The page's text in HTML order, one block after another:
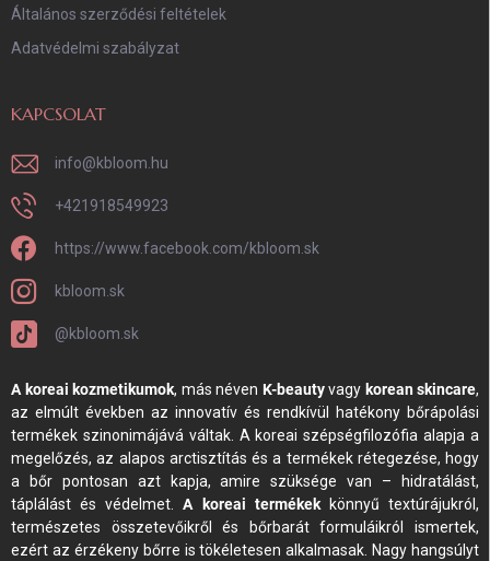
Általános szerződési feltételek
Adatvédelmi szabályzat
KAPCSOLAT
info@kbloom.hu
+421918549923
https://www.facebook.com/kbloom.sk
kbloom.sk
@kbloom.sk
A koreai kozmetikumok, más néven K-beautyvagy korean skincare,
az elmúlt években az innovatív és rendkívül hatékony bőrápolási
termékek szinonimájává váltak. A koreai szépségfilozófia alapja a
megelőzés, az alapos arctisztítás és a termékek rétegezése, hogy
a bőr pontosan azt kapja, amire szüksége van – hidratálást,
táplálást és védelmet.A koreai termékekkönnyű textúrájukról,
természetes összetevőikről és bőrbarát formuláikról ismertek,
ezért az érzékeny bőrre is tökéletesen alkalmasak. Nagy hangsúlyt